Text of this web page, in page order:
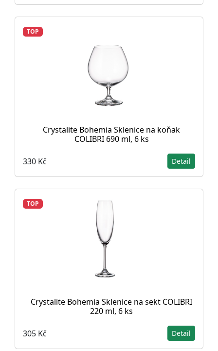
TOP
Crystalite Bohemia Sklenice na koňak
COLIBRI 690 ml, 6 ks
330 Kč Detail
TOP
Crystalite Bohemia Sklenice na sekt COLIBRI
220 ml, 6 ks
305 Kč Detail